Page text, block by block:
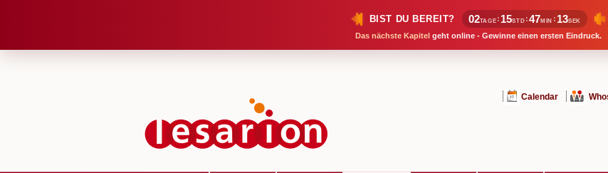
BIST DU BEREIT? 02TAGE : 15STD :47MIN : 13SEK
Das nächste Kapitel geht online - Gewinne einen ersten Eindruck.
Calendar